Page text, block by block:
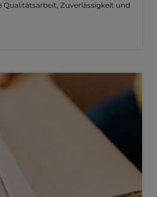
Zuverlässigkeit und